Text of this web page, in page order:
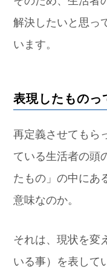
解決したいと思っ
います。
表現したものっ
再定義させてもら
ている生活者の頭
たもの」の中にあ
意味なのか。
それは、現状を変
いる事）を表して